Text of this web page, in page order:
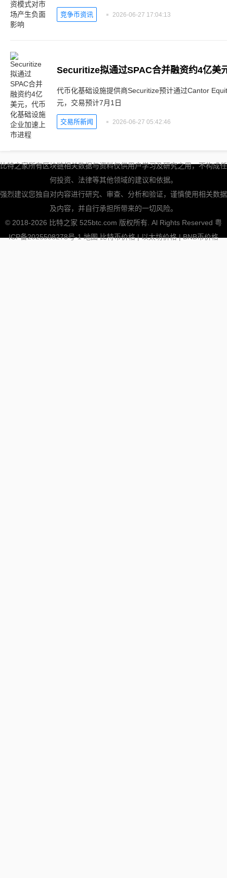
竞争币资讯 2026-06-27 17:04:13
代币化基础设施提供商Securitize预计通过Cantor
元，交易预计7月1日
交易所新闻 2026-06-27 05:42:46
比特之家所有区块链相关数据与资料仅供用户学习及研究之用，不构成任
何投资、法律等其他领域的建议和依据。
强烈建议您独自对内容进行研究、审查、分析和验证，谨慎使用相关数据
及内容，并自行承担所带来的一切风险。
© 2018-2026 比特之家 525btc.com 版权所有. Al Rights Reserved 粤
ICP备2025508278号-1 地图 比特币价格|以太坊价格|BNB币价格